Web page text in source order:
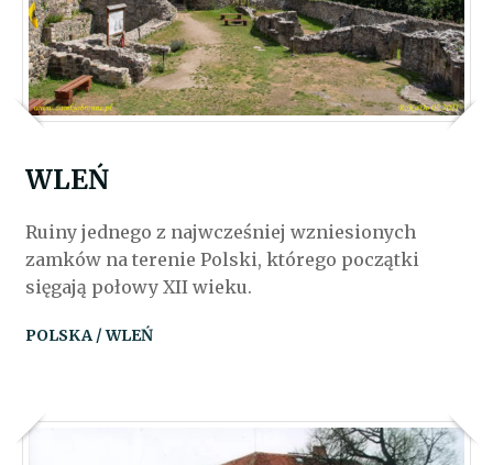
WLEŃ
Ruiny jednego z najwcześniej wzniesionych
zamków na terenie Polski, którego początki
sięgają połowy XII wieku.
POLSKA / WLEŃ